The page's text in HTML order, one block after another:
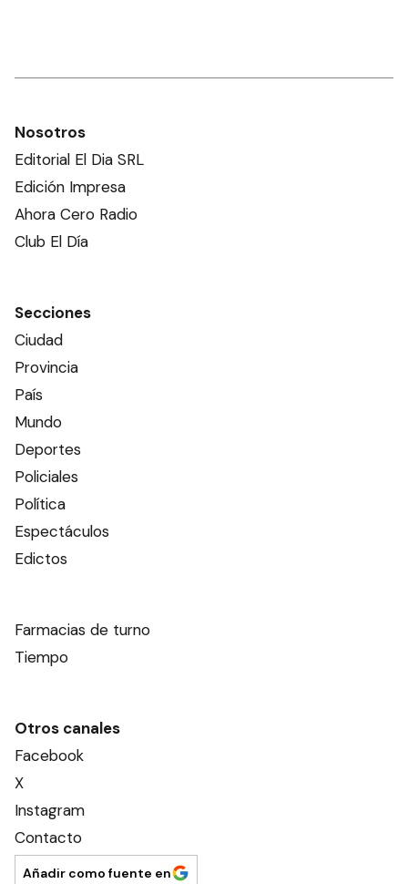
Nosotros
Editorial El Dia SRL
Edición Impresa
Ahora Cero Radio
Club El Día
Secciones
Ciudad
Provincia
País
Mundo
Deportes
Policiales
Política
Espectáculos
Edictos
Farmacias de turno
Tiempo
Otros canales
Facebook
X
Instagram
Contacto
Añadir como fuente en